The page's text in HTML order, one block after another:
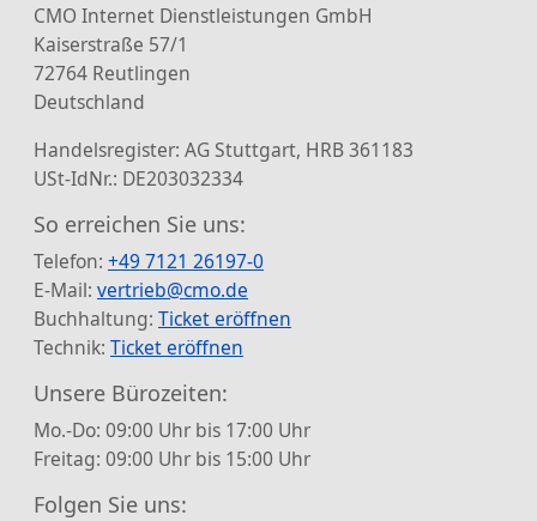
CMO Internet Dienstleistungen GmbH
Kaiserstraße 57/1
72764 Reutlingen
Deutschland
Handelsregister: AG Stuttgart, HRB 361183
USt-IdNr.: DE203032334
So erreichen Sie uns:
Telefon: +49 7121 26197-0
E-Mail: vertrieb@cmo.de
Buchhaltung: Ticket eröffnen
Technik: Ticket eröffnen
Unsere Bürozeiten:
Mo.-Do: 09:00 Uhr bis 17:00 Uhr
Freitag: 09:00 Uhr bis 15:00 Uhr
Folgen Sie uns: